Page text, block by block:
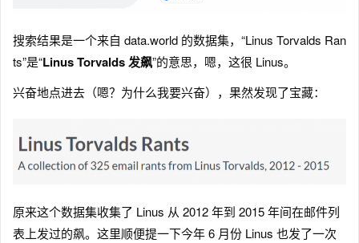
搜索结果是一个来自 data.world 的数据集，“Linus Torvalds Ran
ts”是“Linus Torvalds 发飙”的意思，嗯，这很 Linus。
兴奋地点进去（嗯？为什么我要兴奋），果然发现了宝藏：
原来这个数据集收集了 Linus 从 2012 年到 2015 年间在邮件列
表上发过的飙。这里顺便提一下今年 6 月份 Linus 也发了一次